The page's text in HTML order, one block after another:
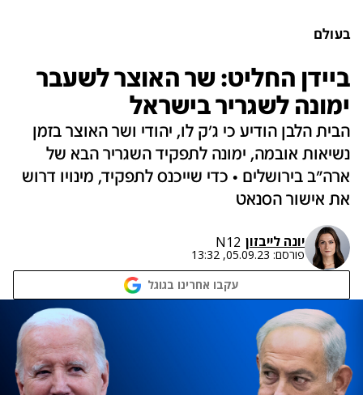
בעולם
ביידן החליט: שר האוצר לשעבר
ימונה לשגריר בישראל
הבית הלבן הודיע כי ג׳ק לו, יהודי ושר האוצר בזמן
נשיאות אובמה, ימונה לתפקיד השגריר הבא של
ארה״ב בירושלים • כדי שייכנס לתפקיד, מינויו דרוש
את אישור הסנאט
יונה לייבזון N12
פורסם: 05.09.23, 13:32
עקבו אחרינו בגוגל